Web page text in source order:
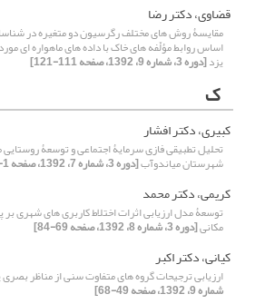
قضاوی، دکتر رضا
مقایسۀ روش های مختلف رگرسیون دو متغیره در
اساس روابط مؤلّفه های خاک با داده های ماهواره ای
یزد[دوره 3، شماره 9، 1392، صفحه 111-121]
ک
کبیری، دکتر افشار
تحلیل تطبیقی فازی سرمایۀ اجتماعی و توسعۀ
شهرستان میاندوآب[دوره 3، شماره 7، 1392، صفحه 1-20]
کریمی، دکتر محمد
توسعۀ مدل ارزیابی اثرات اختلاط کاربری های شهری
مکانی[دوره 3، شماره 8، 1392، صفحه 69-84]
کیانی، دکتر اکبر
ارزیابی ترجیحات گروه های متفاوت سنی از مناظر
شماره 9، 1392، صفحه 49-68]